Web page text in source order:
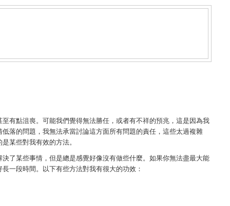
有點沮喪。可能我們覺得無法勝任，或者有不祥的預兆，這是因為我
落的問題，我無法承當討論這方面所有問題的責任，這些太過複雜
某些對我有效的方法。
了某些事情，但是總是感覺好像沒有做些什麼。如果你無法盡最大能
一段時間。以下有些方法對我有很大的功效：